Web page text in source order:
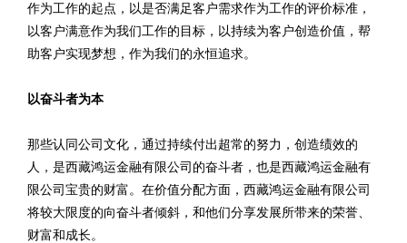
作为工作的起点，以是否满足客户需求作为工作的评价标准，
以客户满意作为我们工作的目标，以持续为客户创造价值，帮
助客户实现梦想，作为我们的永恒追求。
以奋斗者为本
那些认同公司文化，通过持续付出超常的努力，创造绩效的
人，是西藏鸿运金融有限公司的奋斗者，也是西藏鸿运金融有
限公司宝贵的财富。在价值分配方面，西藏鸿运金融有限公司
将较大限度的向奋斗者倾斜，和他们分享发展所带来的荣誉、
财富和成长。